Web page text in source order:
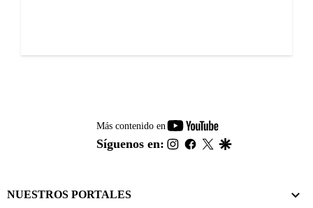
Más contenido en
youtube-
footer
Síguenos en: instagram
facebook
twitter
NUESTROS PORTALES